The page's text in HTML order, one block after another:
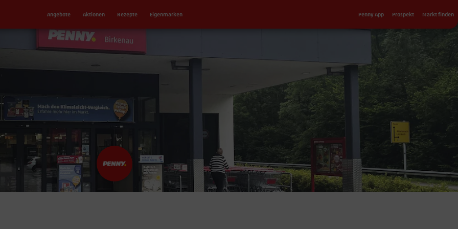
Angebote Aktionen Rezepte Eigenmarken Sekundärnavigation
Penny App Prospekt Markt finden